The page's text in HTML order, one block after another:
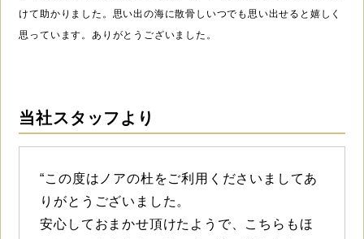
けて助かりました。思い出の海に散骨しいつでも思い出せると嬉しく
思っています。ありがとうございました。
当社スタッフより
“この度はノアの杜をご利用くださいましてあ
りがとうございました。
安心しておまかせ頂けたようで、こちらもほ